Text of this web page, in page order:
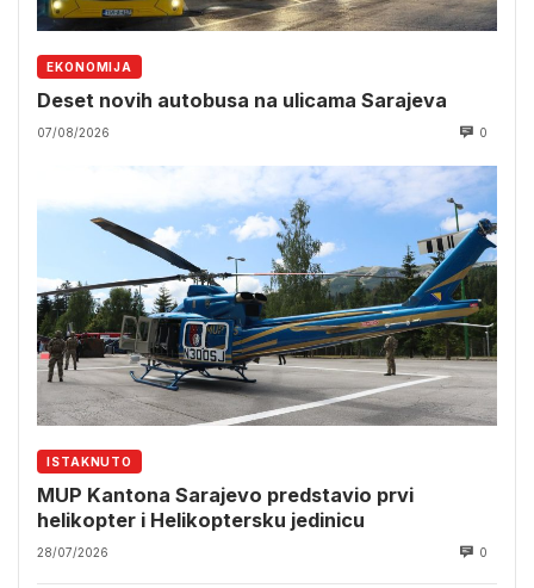
EKONOMIJA
Deset novih autobusa na ulicama Sarajeva
07/08/2026 0
ISTAKNUTO
MUP Kantona Sarajevo predstavio prvi
helikopter i Helikoptersku jedinicu
28/07/2026 0